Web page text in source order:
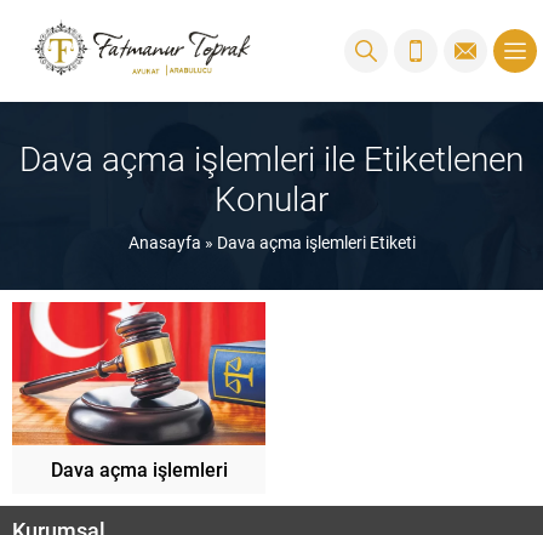
Dava açma işlemleri ile Etiketlenen
Konular
Anasayfa » Dava açma işlemleri Etiketi
Dava açma işlemleri